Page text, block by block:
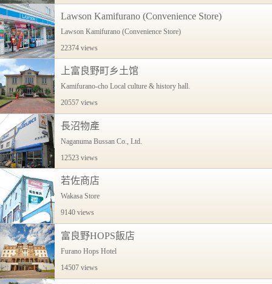
Lawson Kamifurano (Convenience Store)
Lawson Kamifurano (Convenience Store)
22374 views
上富良野町乡土馆
Kamifurano-cho Local culture & history hall.
20557 views
長沼物產
Naganuma Bussan Co., Ltd.
12523 views
若佐商店
Wakasa Store
9140 views
富良野HOPS飯店
Furano Hops Hotel
14507 views